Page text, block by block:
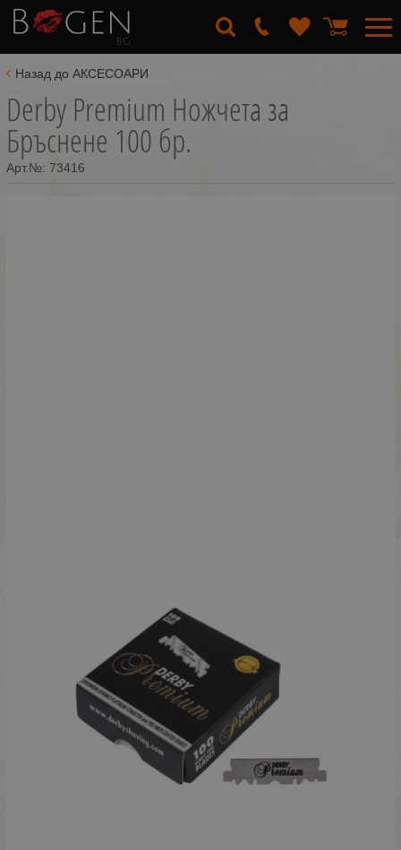
Назад до АКСЕСОАРИ
Derby Premium Ножчета за
Бръснене 100 бр.
Арт.№: 73416